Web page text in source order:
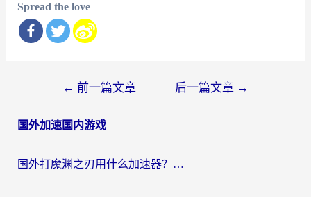
Spread the love
导
← 前一篇文章 后一篇文章 →
国外加速国内游戏
国外打魔渊之刃用什么加速器？2026海外玩家国服游戏加速全攻略（附闪耀暖暖&复苏的魔女避坑指南）